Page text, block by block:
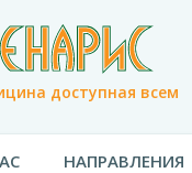
доступная всем
НАПРАВЛЕНИЯ